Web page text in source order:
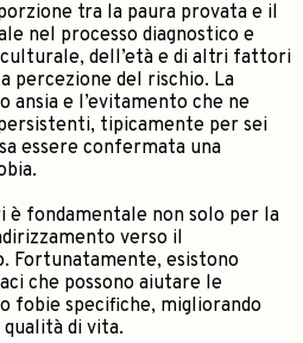
tra la paura provata e il
nel processo diagnostico e
dell’età e di altri fattori
percezione del rischio. La
ansia e l’evitamento che ne
tipicamente per sei
essere confermata una
è fondamentale non solo per la
verso il
Fortunatamente, esistono
che possono aiutare le
fobie specifiche, migliorando
di vita.